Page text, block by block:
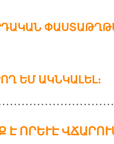
ԵՄ ԱԿՆԿԱԼԵԼ։
Է ՈՐԵՒԷ